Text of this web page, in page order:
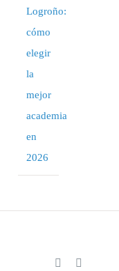
Logroño:
cómo
elegir
la
mejor
academia
en
2026